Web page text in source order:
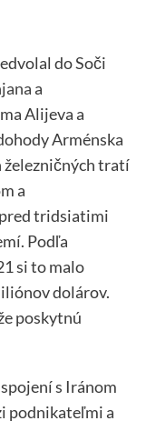
do Soči
a
Alijeva a
Arménska
železničných tratí
a
tridsiatimi
Podľa
si to malo
dolárov.
poskytnú
s Iránom
podnikateľmi a